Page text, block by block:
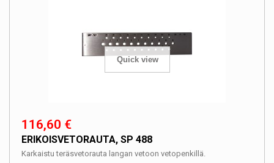
Quick view
116,60 €
ERIKOISVETORAUTA, SP 488
Karkaistu teräsvetorauta langan vetoon vetopenkillä.